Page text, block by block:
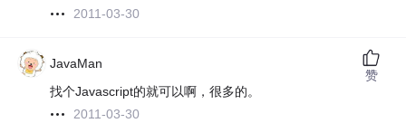
2011-03-30
JavaMan
找个Javascript的就可以啊，很多的。
2011-03-30
赞